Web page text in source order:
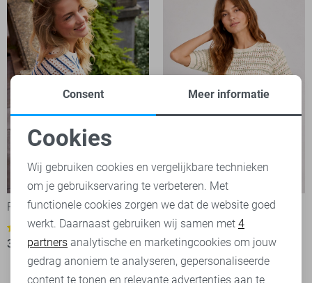
Red Button Trui
3
32,50 65,00
Red Button Trui
3
32,50 65,00
Noodzakelijke cookies
Personalisatie cookies
Analytische cookies
Marketing cookies
Consent Meer informatie
Cookies
Wij gebruiken cookies en vergelijkbare technieken
om je gebruikservaring te verbeteren. Met
functionele cookies zorgen we dat de website goed
werkt. Daarnaast gebruiken wij samen met 4
partners analytische en marketingcookies om jouw
gedrag anoniem te analyseren, gepersonaliseerde
content te tonen en relevante advertenties aan te